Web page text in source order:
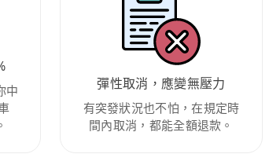
中
彈性取消，應變無壓力
有突發狀況也不怕，在規定時
間內取消，都能全額退款。